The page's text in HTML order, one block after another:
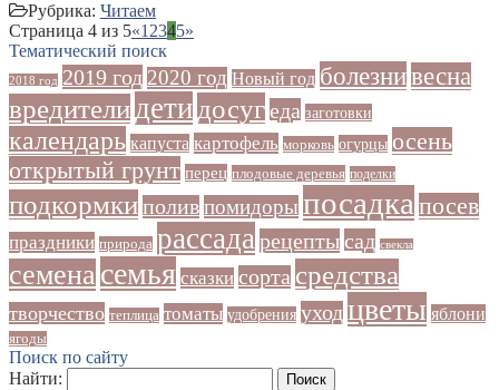
Рубрика: Читаем
Страница 4 из 5«1 2345»
Тематический поиск
2018 год 2019 год 2020 год Новый год болезнивесна
вредителидети досугеда заготовки
календарь капуста картофель морковь огурцы осень
открытый грунт перец плодовые деревья поделки
подкормкиполивпомидоры посадка посев
праздники природа рассадарецептысад свекла
семена семья сказки сорта средства
творчество теплица томаты удобрения уходцветы яблони
ягоды
Поиск по сайту
Найти: